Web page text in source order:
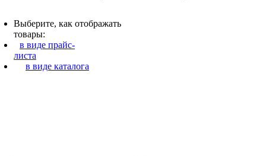
Выберите, как отображать
товары:
в виде прайс-
листа
в виде каталога